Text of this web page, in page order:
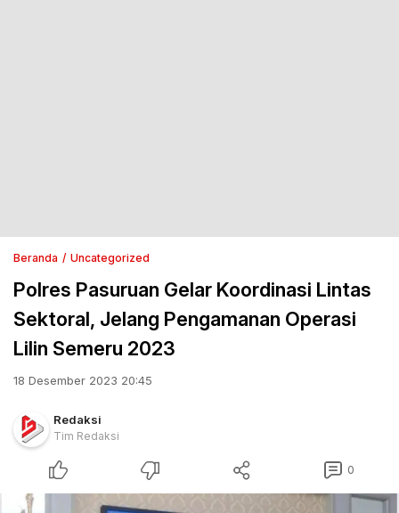
Beranda Uncategorized
Polres Pasuruan Gelar Koordinasi Lintas
Sektoral, Jelang Pengamanan Operasi
Lilin Semeru 2023
18 Desember 2023 20:45
Redaksi
Tim Redaksi
0